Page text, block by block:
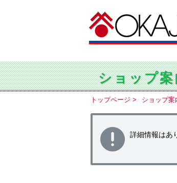
ショップ
トップページ ショップ案
詳細情報はあ